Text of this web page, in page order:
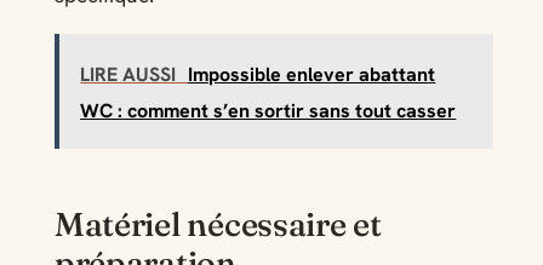
LIRE AUSSI Impossible enlever abattant
WC : comment s’en sortir sans tout casser
Matériel nécessaire et